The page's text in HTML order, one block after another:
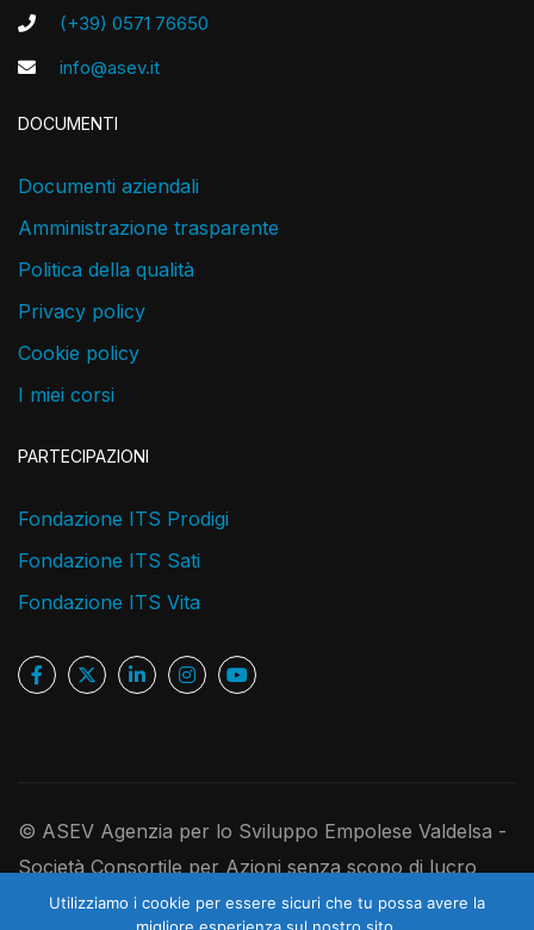
(+39) 0571 76650
info@asev.it
DOCUMENTI
Documenti aziendali
Amministrazione trasparente
Politica della qualità
Privacy policy
Cookie policy
I miei corsi
PARTECIPAZIONI
Fondazione ITS Prodigi
Fondazione ITS Sati
Fondazione ITS Vita
© ASEV Agenzia per lo Sviluppo Empolese Valdelsa -
Società Consortile per Azioni senza scopo di lucro
Ufficio Registro Imprese di Firenze, P.IVA e C.F.
Utilizziamo i cookie per essere sicuri che tu possa avere la